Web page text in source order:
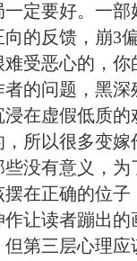
定要好。一
的反馈，崩3
受恶心的，
的问题，黑
在虚假低质
所以很多变
没有意义，
在正确的位
让读者蹦出
第三层心理